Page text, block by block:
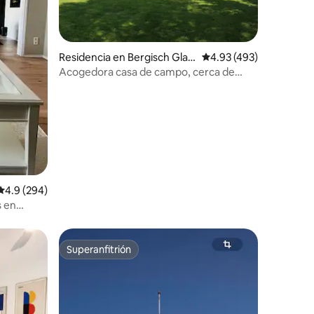
promedio: 4.9 de 5; 294 evaluaciones
4.9 (294)
en
Residencia en Bergisch Glad
bach
Calificación promedio:
4.93 (493)
Acogedora casa de campo, cerca de
Superanfitrión
Superanfitrión